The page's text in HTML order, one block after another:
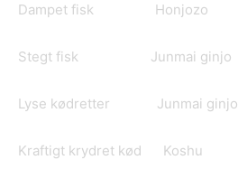
Dampet fisk Honjozo
Stegt fisk Junmai ginjo
Lyse kødretter Junmai ginjo
Kraftigt krydret kød Koshu